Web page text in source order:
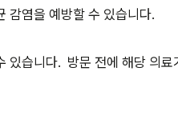
감염을 예방할 수 있습니다.
있습니다. 방문 전에 해당 의료